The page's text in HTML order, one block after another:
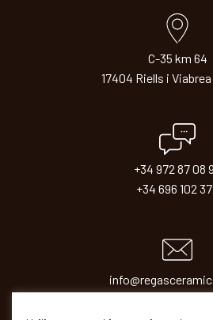
C-35 km 64
17404 Riells i
+34 972 87 08
+34 696 102